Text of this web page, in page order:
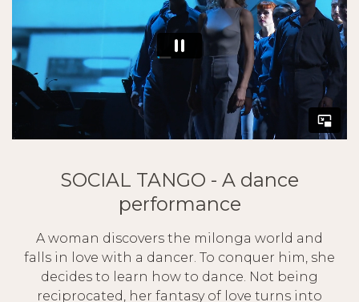
SOCIAL TANGO - A dance
performance
A woman discovers the milonga world and
falls in love with a dancer. To conquer him, she
decides to learn how to dance. Not being
reciprocated, her fantasy of love turns into